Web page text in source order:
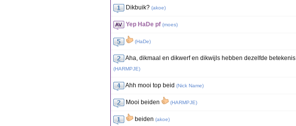
Dikbuik? (akoe)
Yep HaDe pf (moes)
(HaDe)
Aha, dikmaal en dikwerf en dikwijls hebben dezelfde betekenis
(HARMPJE)
Ahh mooi top beid (Nick Name)
Mooi beiden (HARMPJE)
beiden (akoe)